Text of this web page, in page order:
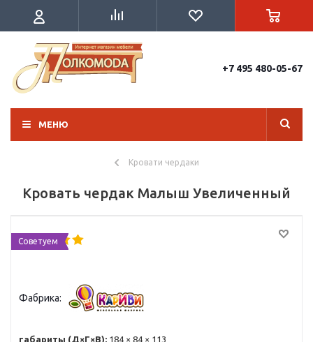
+7 495 480-05-67
МЕНЮ
Кровати чердаки
Кровать чердак Малыш Увеличенный
Советуем
Фабрика:
габариты (Д×Г×В): 184 × 84 × 113